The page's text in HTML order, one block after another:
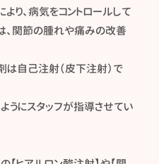
り、病気をコントロールして
、関節の腫れや痛みの改善
自己注射（皮下注射）で
にスタッフが指導させてい